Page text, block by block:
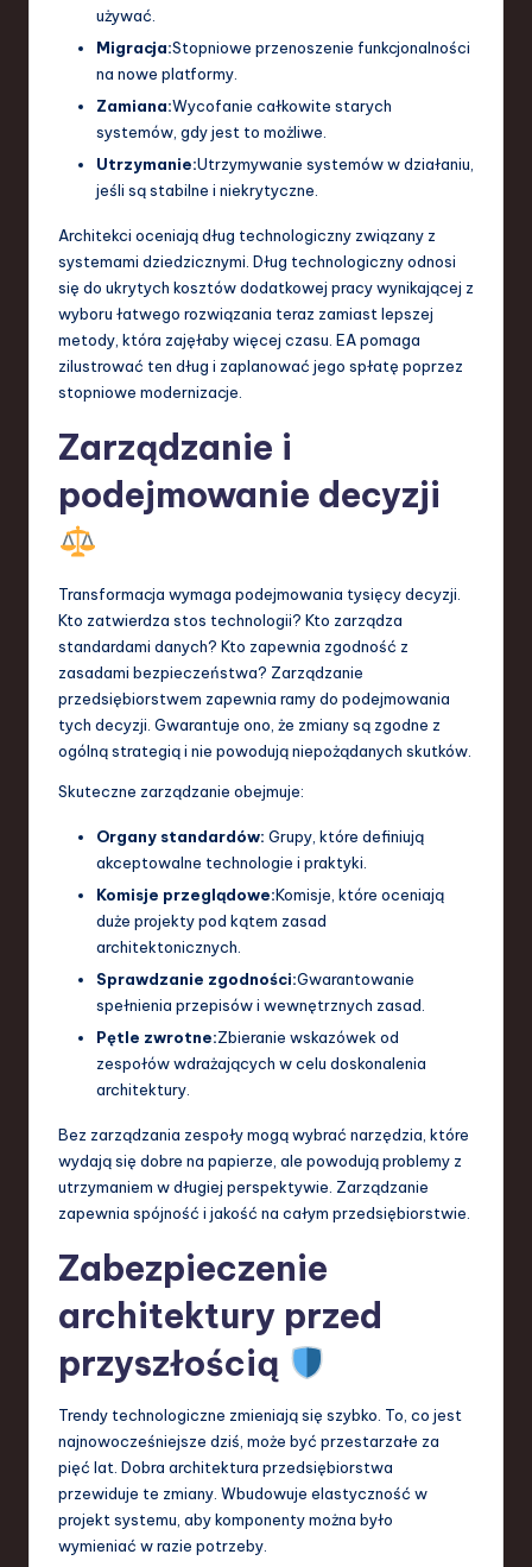
używać.
Migracja:Stopniowe przenoszenie funkcjonalności
na nowe platformy.
Zamiana:Wycofanie całkowite starych
systemów, gdy jest to możliwe.
Utrzymanie:Utrzymywanie systemów w działaniu,
jeśli są stabilne i niekrytyczne.
Architekci oceniają dług technologiczny związany z
systemami dziedzicznymi. Dług technologiczny odnosi
się do ukrytych kosztów dodatkowej pracy wynikającej z
wyboru łatwego rozwiązania teraz zamiast lepszej
metody, która zajęłaby więcej czasu. EA pomaga
zilustrować ten dług i zaplanować jego spłatę poprzez
stopniowe modernizacje.
Zarządzanie i
podejmowanie decyzji
Transformacja wymaga podejmowania tysięcy decyzji.
Kto zatwierdza stos technologii? Kto zarządza
standardami danych? Kto zapewnia zgodność z
zasadami bezpieczeństwa? Zarządzanie
przedsiębiorstwem zapewnia ramy do podejmowania
tych decyzji. Gwarantuje ono, że zmiany są zgodne z
ogólną strategią i nie powodują niepożądanych skutków.
Skuteczne zarządzanie obejmuje:
Organy standardów: Grupy, które definiują
akceptowalne technologie i praktyki.
Komisje przeglądowe:Komisje, które oceniają
duże projekty pod kątem zasad
architektonicznych.
Sprawdzanie zgodności:Gwarantowanie
spełnienia przepisów i wewnętrznych zasad.
Pętle zwrotne:Zbieranie wskazówek od
zespołów wdrażających w celu doskonalenia
architektury.
Bez zarządzania zespoły mogą wybrać narzędzia, które
wydają się dobre na papierze, ale powodują problemy z
utrzymaniem w długiej perspektywie. Zarządzanie
zapewnia spójność i jakość na całym przedsiębiorstwie.
Zabezpieczenie
architektury przed
przyszłością
Trendy technologiczne zmieniają się szybko. To, co jest
najnowocześniejsze dziś, może być przestarzałe za
pięć lat. Dobra architektura przedsiębiorstwa
przewiduje te zmiany. Wbudowuje elastyczność w
projekt systemu, aby komponenty można było
wymieniać w razie potrzeby.